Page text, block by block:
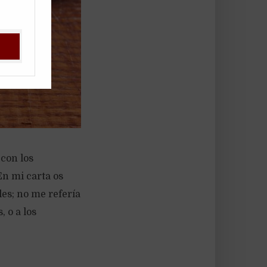
los
mi carta os
no me refería
o a los